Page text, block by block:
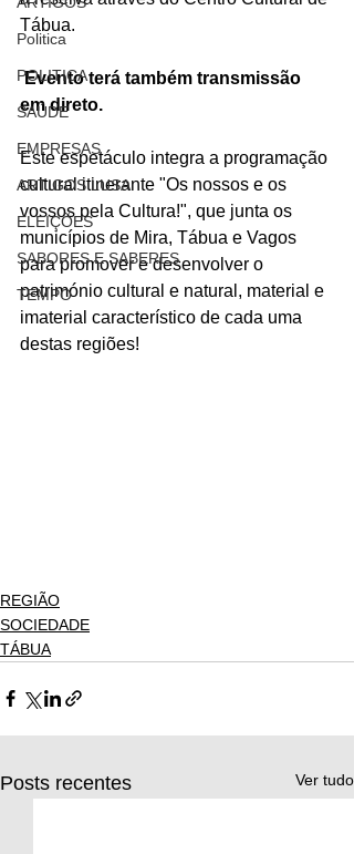
Politica
POLITICA
SAÚDE
EMPRESAS
ARTIGOS LUSA
ELEIÇÕES
SABORES E SABERES
TEMPO
Tábua.
Evento terá também transmissão
em direto.
Este espetáculo integra a programação
cultural itinerante "Os nossos e os
vossos pela Cultura!", que junta os
municípios de Mira, Tábua e Vagos
para promover e desenvolver o
património cultural e natural, material e
imaterial característico de cada uma
destas regiões!
REGIÃO
SOCIEDADE
TÁBUA
Posts recentes Ver tudo